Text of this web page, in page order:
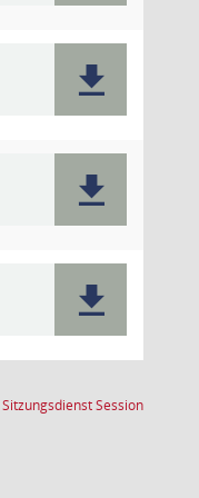
SitzungsdienstSession(Wird in